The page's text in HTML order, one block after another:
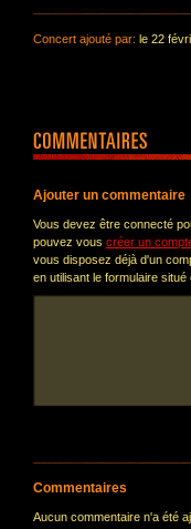
Concert ajouté par: le 22
Ajouter un commentaire
Vous devez être connecté
pouvez vous créer un
vous disposez déjà d'un
en utilisant le formulaire
Commentaires
Aucun commentaire n'a été